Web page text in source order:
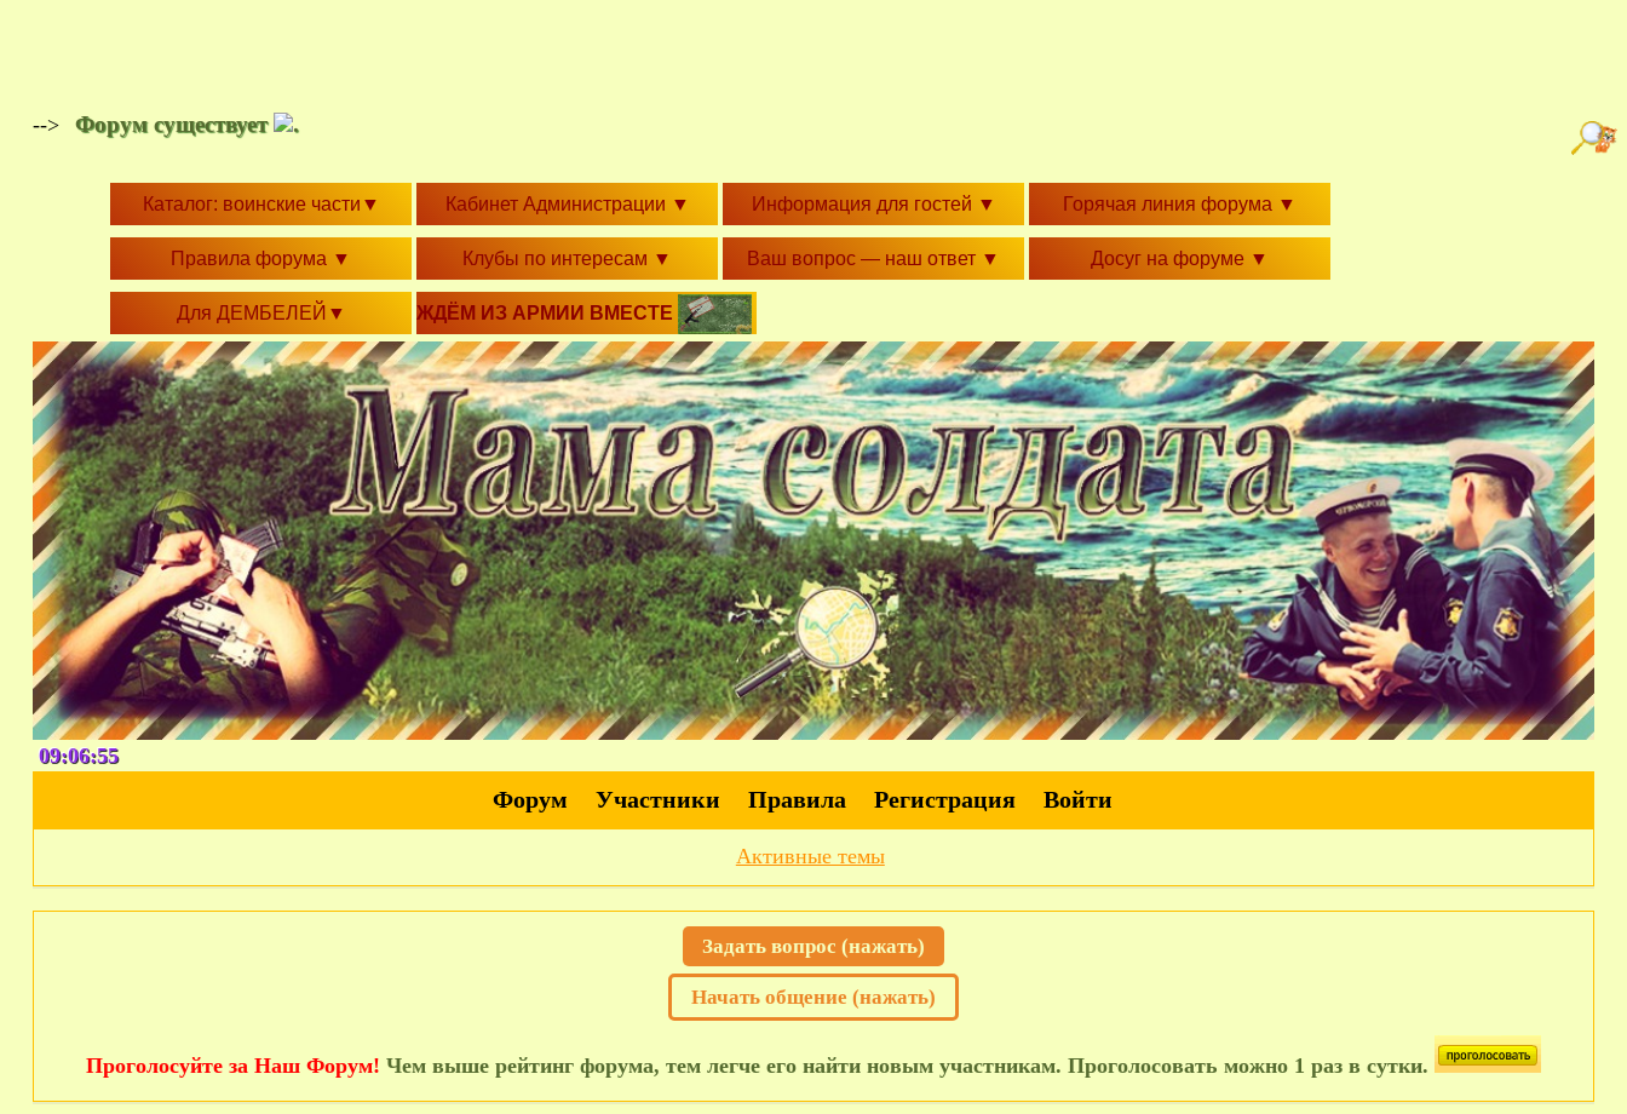
--> Форум существует .
Каталог: воинские части ▼ Кабинет Администрации ▼ Информация для гостей ▼ Горячая линия форума ▼
Правила форума ▼ Клубы по интересам ▼ Ваш вопрос — наш ответ ▼ Досуг на форуме ▼
Для ДЕМБЕЛЕЙ ▼ ЖДЁМ ИЗ АРМИИ ВМЕСТЕ
09:06:55
Форум Участники Правила Регистрация Войти
Активные темы
Задать вопрос (нажать)
Начать общение (нажать)
Проголосуйте за Наш Форум! Чем выше рейтинг форума, тем легче его найти новым участникам. Проголосовать можно 1 раз в сутки.